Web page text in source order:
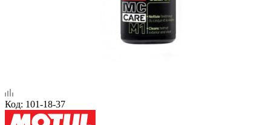
Код: 101-18-37